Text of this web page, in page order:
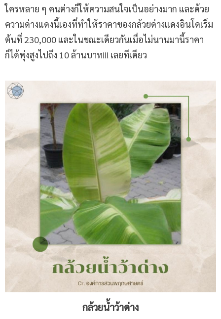
ใครหลาย ๆ คนต่างก็ให้ความสนใจเป็นอย่างมาก และด้วย
ความด่างแดงนี้เองที่ทำให้ราคาของกล้วยด่างแดงอินโดเริ่ม
ต้นที่ 230,000 และในขณะเดียวกันเมื่อไม่นานมานี้ราคา
ก็ได้พุ่งสูงไปถึง 10 ล้านบาท!!! เลยทีเดียว
กล้วยน้ำว้าด่าง